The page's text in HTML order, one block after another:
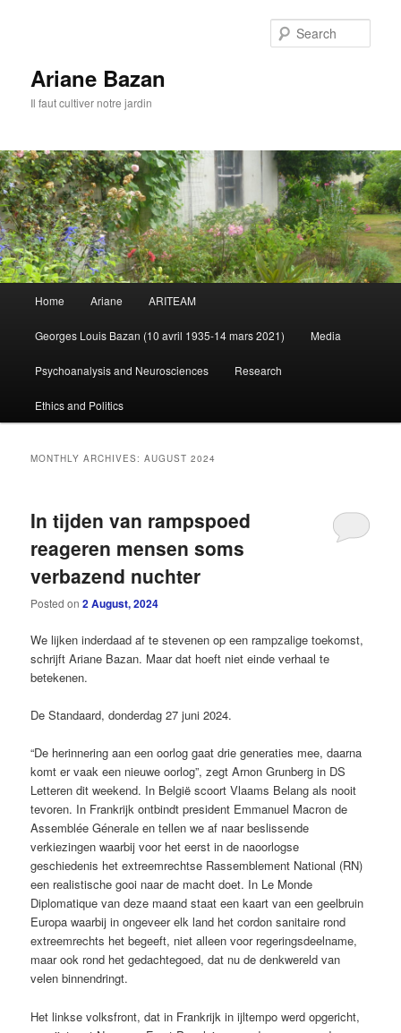
Ariane Bazan
Il faut cultiver notre jardin
Skip
to
primary
Skip
to
secondary
Home Ariane ARITEAM
Georges Louis Bazan (10 avril 1935-14 mars 2021) Media
Psychoanalysis and Neurosciences Research
Ethics and Politics
MONTHLY ARCHIVES:AUGUST 2024
In tijden van rampspoed
reageren mensen soms
verbazend nuchter
Posted on2 August, 2024
We lijken inderdaad af te stevenen op een rampzalige toekomst,
schrijft Ariane Bazan. Maar dat hoeft niet einde verhaal te
betekenen.
De Standaard, donderdag 27 juni 2024.
“De herinnering aan een oorlog gaat drie generaties mee, daarna
komt er vaak een nieuwe oorlog”, zegt Arnon Grunberg in DS
Letteren dit weekend. In België scoort Vlaams Belang als nooit
tevoren. In Frankrijk ontbindt president Emmanuel Macron de
Assemblée Génerale en tellen we af naar beslissende
verkiezingen waarbij voor het eerst in de naoorlogse
geschiedenis het extreemrechtse Rassemblement National (RN)
een realistische gooi naar de macht doet. In Le Monde
Diplomatique van deze maand staat een kaart van een geelbruin
Europa waarbij in ongeveer elk land het cordon sanitaire rond
extreemrechts het begeeft, niet alleen voor regeringsdeelname,
maar ook rond het gedachtegoed, dat nu de denkwereld van
velen binnendringt.
Het linkse volksfront, dat in Frankrijk in ijltempo werd opgericht,